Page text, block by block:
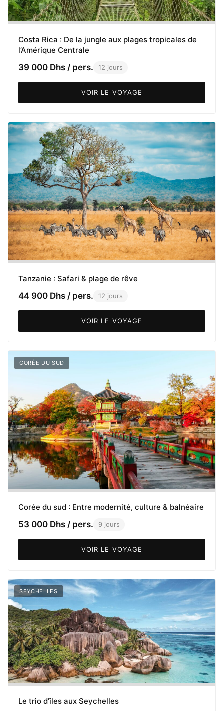
Costa Rica : De la jungle aux plages tropicales de
l’Amérique Centrale
39 000 Dhs / pers. 12 jours
VOIR LE VOYAGE
Tanzanie : Safari & plage de rêve
44 900 Dhs / pers. 12 jours
VOIR LE VOYAGE
CORÉE DU SUD
Corée du sud : Entre modernité, culture & balnéaire
53 000 Dhs / pers. 9 jours
VOIR LE VOYAGE
SEYCHELLES
Le trio d’îles aux Seychelles